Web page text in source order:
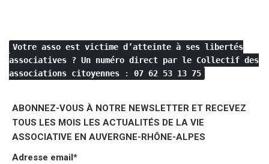
Votre asso est victime d’atteinte à ses libertés
associatives ? Un numéro direct par le Collectif des
associations citoyennes : 07 62 53 13 75
ABONNEZ-VOUS À NOTRE NEWSLETTER ET RECEVEZ
TOUS LES MOIS LES ACTUALITÉS DE LA VIE
ASSOCIATIVE EN AUVERGNE-RHÔNE-ALPES
Adresse email*